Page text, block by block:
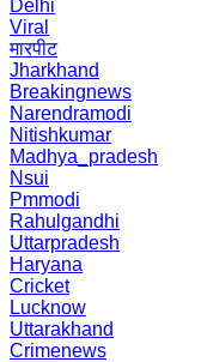
Delhi
Viral
मारपीट
Jharkhand
Breakingnews
Narendramodi
Nitishkumar
Madhya_pradesh
Nsui
Pmmodi
Rahulgandhi
Uttarpradesh
Haryana
Cricket
Lucknow
Uttarakhand
Crimenews